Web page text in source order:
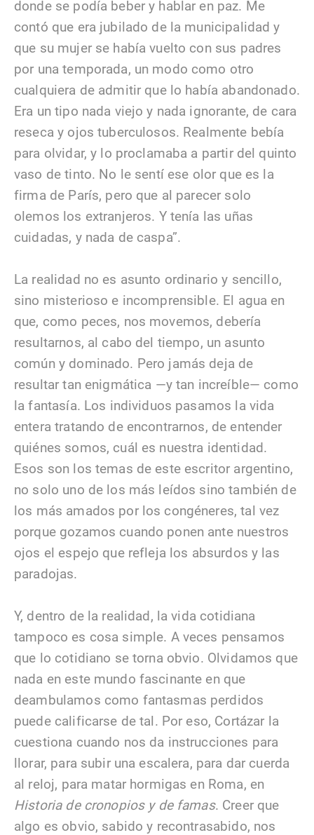
donde se podía beber y hablar en paz. Me
contó que era jubilado de la municipalidad y
que su mujer se había vuelto con sus padres
por una temporada, un modo como otro
cualquiera de admitir que lo había abandonado.
Era un tipo nada viejo y nada ignorante, de cara
reseca y ojos tuberculosos. Realmente bebía
para olvidar, y lo proclamaba a partir del quinto
vaso de tinto. No le sentí ese olor que es la
firma de París, pero que al parecer solo
olemos los extranjeros. Y tenía las uñas
cuidadas, y nada de caspa”.
La realidad no es asunto ordinario y sencillo,
sino misterioso e incomprensible. El agua en
que, como peces, nos movemos, debería
resultarnos, al cabo del tiempo, un asunto
común y dominado. Pero jamás deja de
resultar tan enigmática —y tan increíble— como
la fantasía. Los individuos pasamos la vida
entera tratando de encontrarnos, de entender
quiénes somos, cuál es nuestra identidad.
Esos son los temas de este escritor argentino,
no solo uno de los más leídos sino también de
los más amados por los congéneres, tal vez
porque gozamos cuando ponen ante nuestros
ojos el espejo que refleja los absurdos y las
paradojas.
Y, dentro de la realidad, la vida cotidiana
tampoco es cosa simple. A veces pensamos
que lo cotidiano se torna obvio. Olvidamos que
nada en este mundo fascinante en que
deambulamos como fantasmas perdidos
puede calificarse de tal. Por eso, Cortázar la
cuestiona cuando nos da instrucciones para
llorar, para subir una escalera, para dar cuerda
al reloj, para matar hormigas en Roma, en
Historia de cronopios y de famas. Creer que
algo es obvio, sabido y recontrasabido, nos